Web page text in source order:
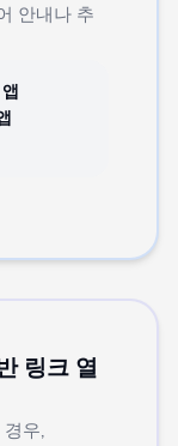
안내나 추
링크 열
우,